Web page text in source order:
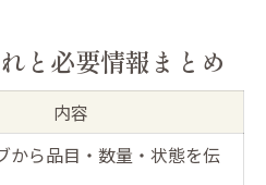
と必要情報まとめ
内容
から品目・数量・状態を伝